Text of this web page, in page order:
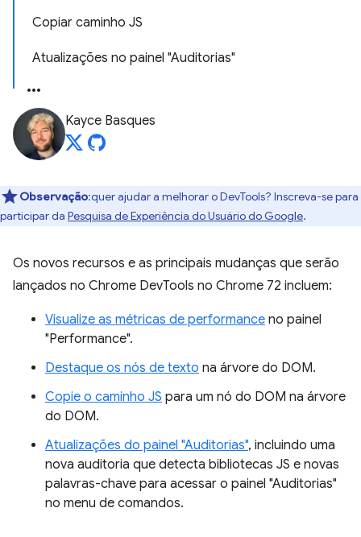
Copiar caminho JS
Atualizações no painel "Auditorias"
Kayce Basques
Observação:quer ajudar a melhorar o DevTools? Inscreva-se para
participar da Pesquisa de Experiência do Usuário do Google.
Os novos recursos e as principais mudanças que serão
lançados no Chrome DevTools no Chrome 72 incluem:
Visualize as métricas de performance no painel
"Performance".
Destaque os nós de texto na árvore do DOM.
Copie o caminho JS para um nó do DOM na árvore
do DOM.
Atualizações do painel "Auditorias", incluindo uma
nova auditoria que detecta bibliotecas JS e novas
palavras-chave para acessar o painel "Auditorias"
no menu de comandos.